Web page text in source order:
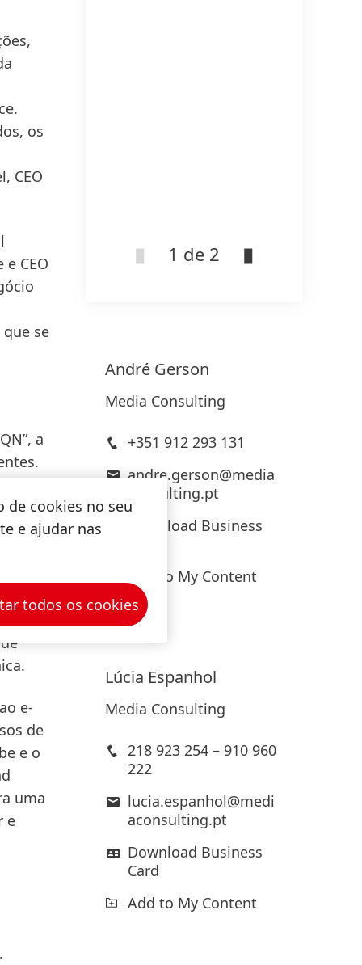
os
CEO
CEO
se
a
para
com
e-
de
e o
uma
e
1 de 2
André Gerson
Media Consulting
+351 912 293 131
andre.gerson@media
consulting.pt
Download Business
Add to My Content
Lúcia Espanhol
Media Consulting
218 923 254 – 910 960
222
lucia.espanhol@medi
aconsulting.pt
Download Business
Card
Add to My Content
de cookies no seu
e ajudar nas
todos os cookies